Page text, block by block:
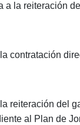
la reiteración
contratación
reiteración del
al Plan de